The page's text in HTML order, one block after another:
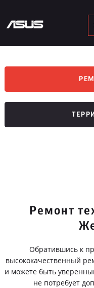
Ремонт
Обратившись к
высококачественный
и можете быть
не потребует